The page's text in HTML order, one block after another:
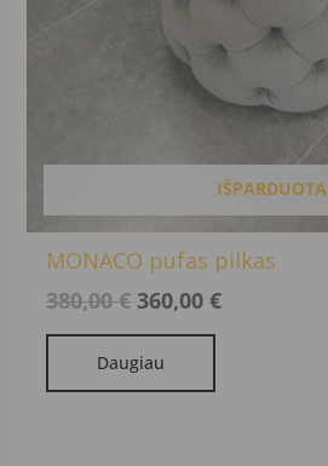
IŠPARDUOTA
MONACO pufas pilkas
380,00€ 360,00€
Daugiau